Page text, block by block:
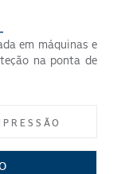
em máquinas e
na ponta de